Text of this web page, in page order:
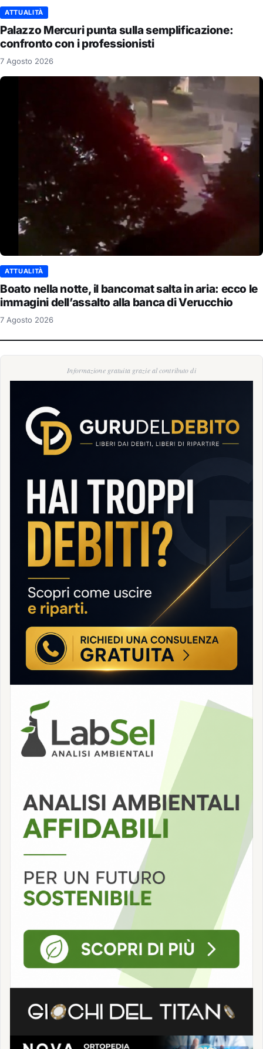
ATTUALITÀ
Palazzo Mercuri punta sulla semplificazione:
confronto con i professionisti
7 Agosto 2026
ATTUALITÀ
Boato nella notte, il bancomat salta in aria: ecco le
immagini dell’assalto alla banca di Verucchio
7 Agosto 2026
Informazione gratuita grazie al contributo di